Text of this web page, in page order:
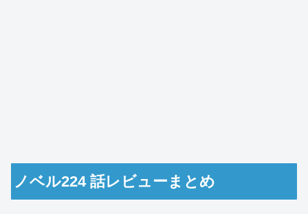
ノベル224 話レビューまとめ